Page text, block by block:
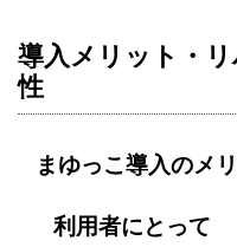
導入メリット・
性
まゆっこ導入のメ
利用者にとって